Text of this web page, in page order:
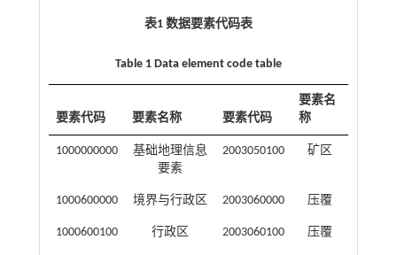
表1 数据要素代码表
Table 1 Data element code table
要素代码 要素名称 要素代码
要素名
称
1000000000
基础地理信息
要素
2003050100 矿区
1000600000 境界与行政区 2003060000 压覆
1000600100 行政区 2003060100 压覆